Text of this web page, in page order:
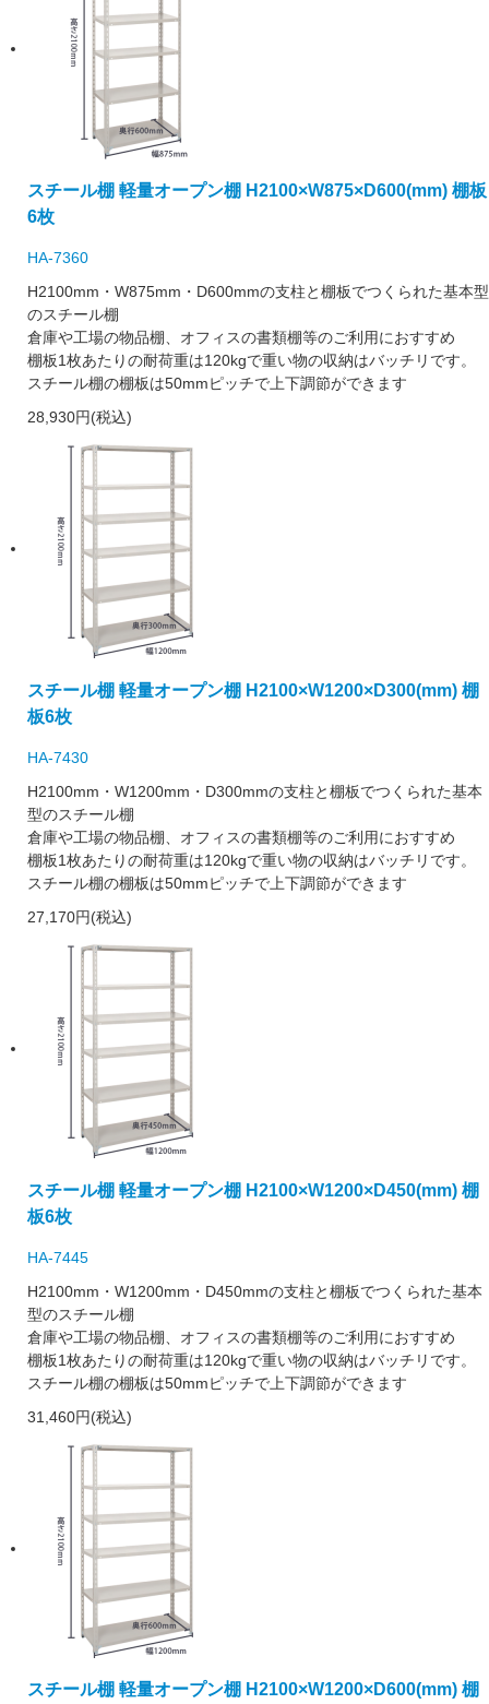
スチール棚 軽量オープン棚 H2100×W875×D600(mm) 棚板
6枚
HA-7360
H2100mm・W875mm・D600mmの支柱と棚板でつくられた基本型
のスチール棚
倉庫や工場の物品棚、オフィスの書類棚等のご利用におすすめ
棚板1枚あたりの耐荷重は120kgで重い物の収納はバッチリです。
スチール棚の棚板は50mmピッチで上下調節ができます
28,930円(税込)
スチール棚 軽量オープン棚 H2100×W1200×D300(mm) 棚
板6枚
HA-7430
H2100mm・W1200mm・D300mmの支柱と棚板でつくられた基本
型のスチール棚
倉庫や工場の物品棚、オフィスの書類棚等のご利用におすすめ
棚板1枚あたりの耐荷重は120kgで重い物の収納はバッチリです。
スチール棚の棚板は50mmピッチで上下調節ができます
27,170円(税込)
スチール棚 軽量オープン棚 H2100×W1200×D450(mm) 棚
板6枚
HA-7445
H2100mm・W1200mm・D450mmの支柱と棚板でつくられた基本
型のスチール棚
倉庫や工場の物品棚、オフィスの書類棚等のご利用におすすめ
棚板1枚あたりの耐荷重は120kgで重い物の収納はバッチリです。
スチール棚の棚板は50mmピッチで上下調節ができます
31,460円(税込)
スチール棚 軽量オープン棚 H2100×W1200×D600(mm) 棚